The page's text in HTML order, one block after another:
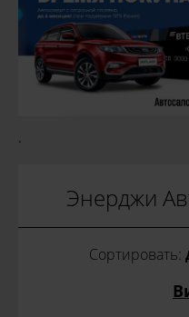
.
Энерджи
Сортировать: